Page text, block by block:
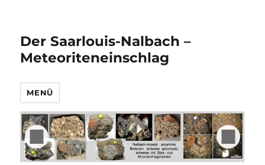
Der Saarlouis-Nalbach –
Meteoriteneinschlag
MENÜ